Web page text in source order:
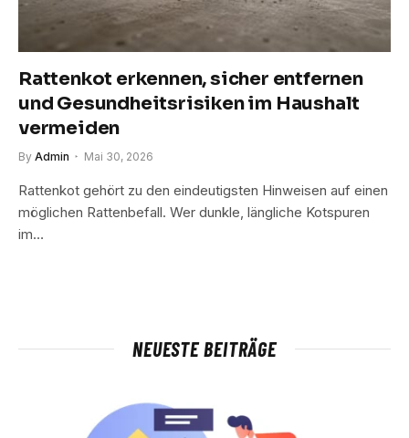
Rattenkot erkennen, sicher entfernen
und Gesundheitsrisiken im Haushalt
vermeiden
By Admin Mai 30, 2026
Rattenkot gehört zu den eindeutigsten Hinweisen auf einen
möglichen Rattenbefall. Wer dunkle, längliche Kotspuren
im…
NEUESTE BEITRÄGE